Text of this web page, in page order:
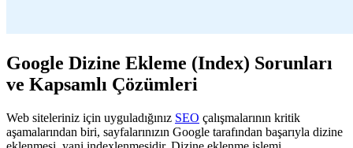
Google Dizine Ekleme (Index) Sorunları
ve Kapsamlı Çözümleri
Web siteleriniz için uyguladığınız SEO çalışmalarının kritik
aşamalarından biri, sayfalarınızın Google tarafından başarıyla dizine